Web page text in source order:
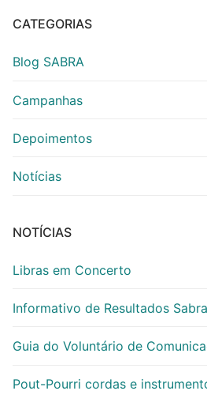
CATEGORIAS
Blog SABRA
Campanhas
Depoimentos
Notícias
NOTÍCIAS
Libras em Concerto
Informativo de Resultados
Guia do Voluntário de
Pout-Pourri cordas e